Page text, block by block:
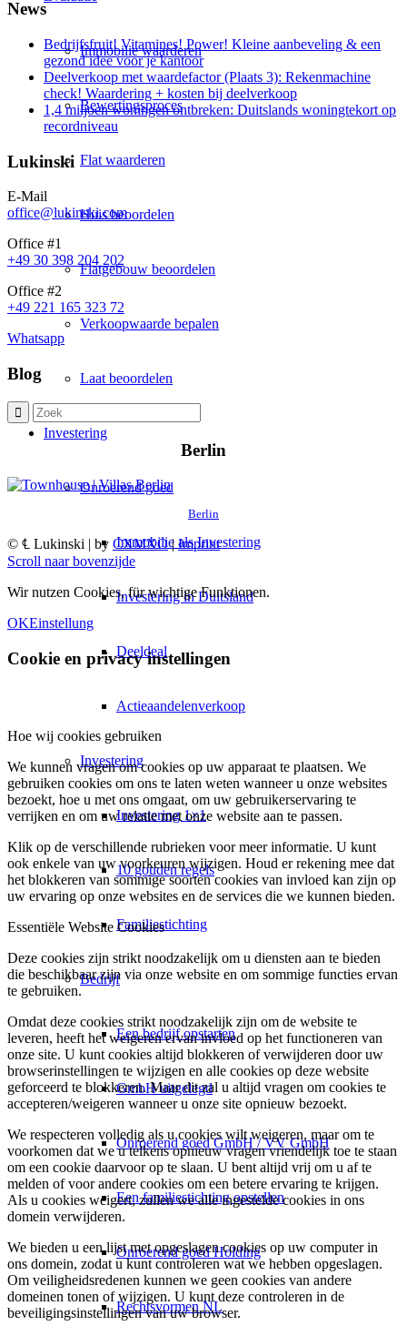
Immobilie waarderen
Bewertingsproces
Flat waarderen
Huis beoordelen
Flatgebouw beoordelen
Verkoopwaarde bepalen
Laat beoordelen
Investering
Onroerend goed
Immobilie als Investering
Investering in Duitsland
Deeldeal
Actieaandelenverkoop
Investering
Investering 1×1
10 gouden regels
Familiestichting
Bedrijf
Een bedrijf opstarten
GmbH uitgelegd
Onroerend goed GmbH / VV GmbH
Een familiestichting opstellen
Onroerend goed Holding
Rechtsvormen NL
News
Bedrijfsfruit! Vitamines! Power! Kleine aanbeveling & een
gezond idee voor je kantoor
Deelverkoop met waardefactor (Plaats 3): Rekenmachine
check! Waardering + kosten bij deelverkoop
1,4 miljoen woningen ontbreken: Duitslands woningtekort op
recordniveau
Lukinski
E-Mail
office@lukinski.com
Office #1
+49 30 398 204 202
Office #2
+49 221 165 323 72
Whatsapp
Blog
Berlin
Berlin
© ℄ Lukinski | by CXMXO| Imprint
Scroll naar bovenzijde
Wir nutzen Cookies, für wichtige Funktionen.
OKEinstellung
Cookie en privacy instellingen
Hoe wij cookies gebruiken
We kunnen vragen om cookies op uw apparaat te plaatsen. We
gebruiken cookies om ons te laten weten wanneer u onze websites
bezoekt, hoe u met ons omgaat, om uw gebruikerservaring te
verrijken en om uw relatie met onze website aan te passen.
Klik op de verschillende rubrieken voor meer informatie. U kunt
ook enkele van uw voorkeuren wijzigen. Houd er rekening mee dat
het blokkeren van sommige soorten cookies van invloed kan zijn op
uw ervaring op onze websites en de services die we kunnen bieden.
Essentiële Website Cookies
Deze cookies zijn strikt noodzakelijk om u diensten aan te bieden
die beschikbaar zijn via onze website en om sommige functies ervan
te gebruiken.
Omdat deze cookies strikt noodzakelijk zijn om de website te
leveren, heeft het weigeren ervan invloed op het functioneren van
onze site. U kunt cookies altijd blokkeren of verwijderen door uw
browserinstellingen te wijzigen en alle cookies op deze website
geforceerd te blokkeren. Maar dit zal u altijd vragen om cookies te
accepteren/weigeren wanneer u onze site opnieuw bezoekt.
We respecteren volledig als u cookies wilt weigeren, maar om te
voorkomen dat we u telkens opnieuw vragen vriendelijk toe te staan
om een cookie daarvoor op te slaan. U bent altijd vrij om u af te
melden of voor andere cookies om een betere ervaring te krijgen.
Als u cookies weigert, zullen we alle ingestelde cookies in ons
domein verwijderen.
We bieden u een lijst met opgeslagen cookies op uw computer in
ons domein, zodat u kunt controleren wat we hebben opgeslagen.
Om veiligheidsredenen kunnen we geen cookies van andere
domeinen tonen of wijzigen. U kunt deze controleren in de
beveiligingsinstellingen van uw browser.